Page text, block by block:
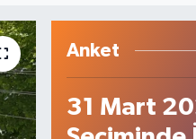
Anket
31 Mart